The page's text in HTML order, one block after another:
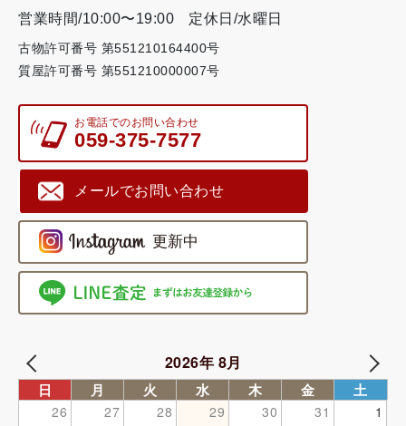
営業時間/10:00〜19:00
定休日/水曜日
古物許可番号 第551210164400号
質屋許可番号 第551210000007号
お電話でのお問い合わせ
059-375-7577
メールでお問い合わせ
2026年 8月
日 月 火 水 木 金 土
26 27 28 29 30 31
1